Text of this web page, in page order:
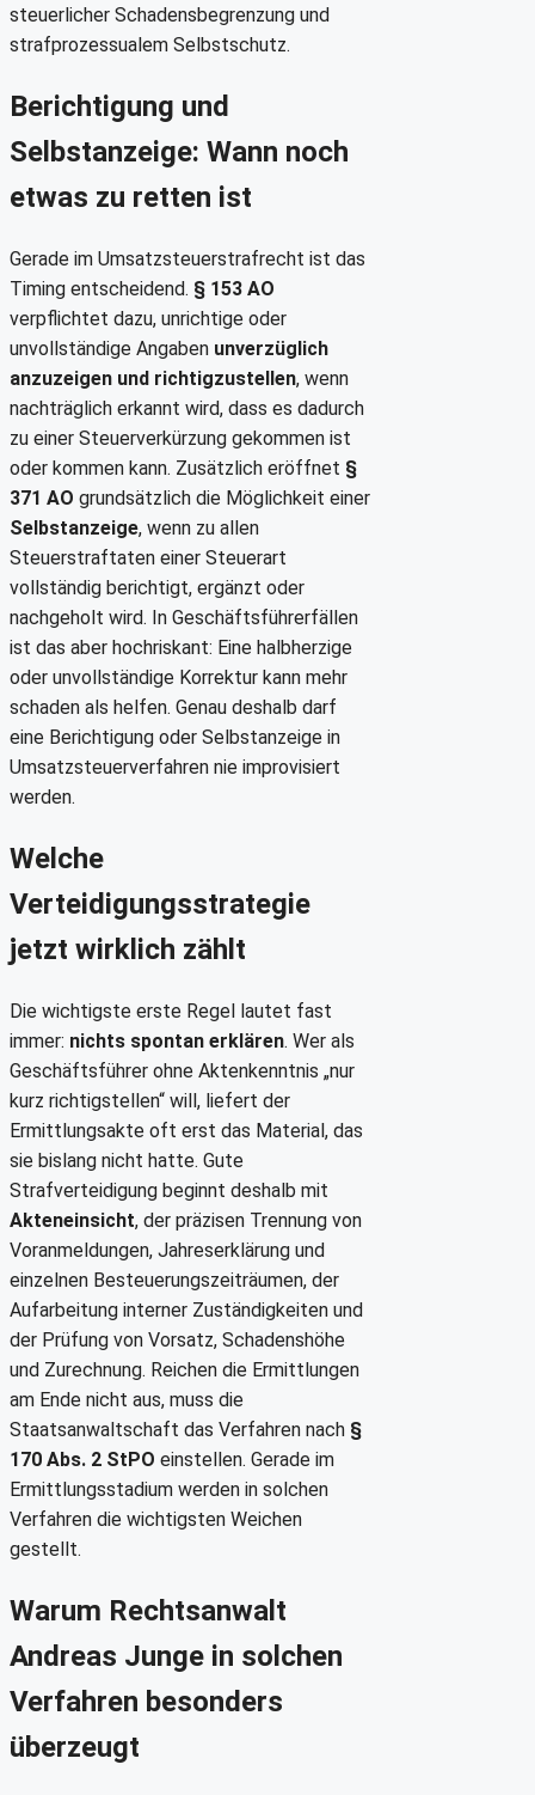
steuerlicher Schadensbegrenzung und
strafprozessualem Selbstschutz.
Berichtigung und
Selbstanzeige: Wann noch
etwas zu retten ist
Gerade im Umsatzsteuerstrafrecht ist das
Timing entscheidend. § 153 AO
verpflichtet dazu, unrichtige oder
unvollständige Angaben unverzüglich
anzuzeigen und richtigzustellen, wenn
nachträglich erkannt wird, dass es dadurch
zu einer Steuerverkürzung gekommen ist
oder kommen kann. Zusätzlich eröffnet §
371 AO grundsätzlich die Möglichkeit einer
Selbstanzeige, wenn zu allen
Steuerstraftaten einer Steuerart
vollständig berichtigt, ergänzt oder
nachgeholt wird. In Geschäftsführerfällen
ist das aber hochriskant: Eine halbherzige
oder unvollständige Korrektur kann mehr
schaden als helfen. Genau deshalb darf
eine Berichtigung oder Selbstanzeige in
Umsatzsteuerverfahren nie improvisiert
werden.
Welche
Verteidigungsstrategie
jetzt wirklich zählt
Die wichtigste erste Regel lautet fast
immer: nichts spontan erklären. Wer als
Geschäftsführer ohne Aktenkenntnis „nur
kurz richtigstellen“ will, liefert der
Ermittlungsakte oft erst das Material, das
sie bislang nicht hatte. Gute
Strafverteidigung beginnt deshalb mit
Akteneinsicht, der präzisen Trennung von
Voranmeldungen, Jahreserklärung und
einzelnen Besteuerungszeiträumen, der
Aufarbeitung interner Zuständigkeiten und
der Prüfung von Vorsatz, Schadenshöhe
und Zurechnung. Reichen die Ermittlungen
am Ende nicht aus, muss die
Staatsanwaltschaft das Verfahren nach §
170 Abs. 2 StPO einstellen. Gerade im
Ermittlungsstadium werden in solchen
Verfahren die wichtigsten Weichen
gestellt.
Warum Rechtsanwalt
Andreas Junge in solchen
Verfahren besonders
überzeugt